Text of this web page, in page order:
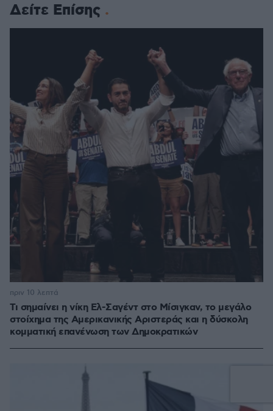
Δείτε Επίσης
Τι σημαίνει η νίκη Ελ-Σαγέντ στο Μίσιγκαν, το μεγάλο
στοίχημα της Aμερικανικής Αριστεράς και η δύσκολη
κομματική επανένωση των Δημοκρατικών
πριν 10 λεπτά